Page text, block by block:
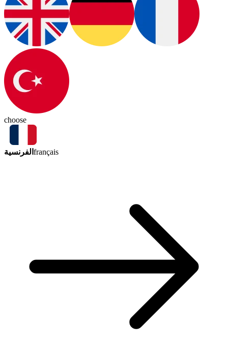
choose
الفرنسية français